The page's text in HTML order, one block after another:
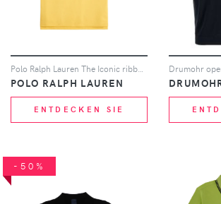
POLO RALPH LAUREN
ENTDECKEN SIE
-50%